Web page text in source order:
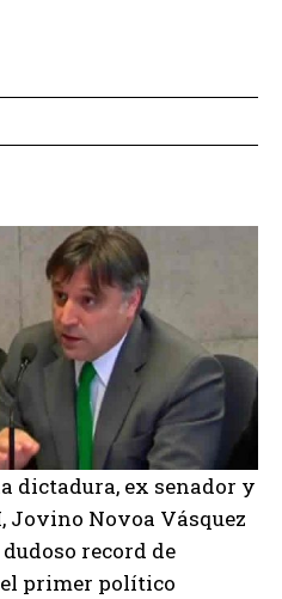
dictadura, ex senador y
Jovino Novoa Vásquez
record de
primer político